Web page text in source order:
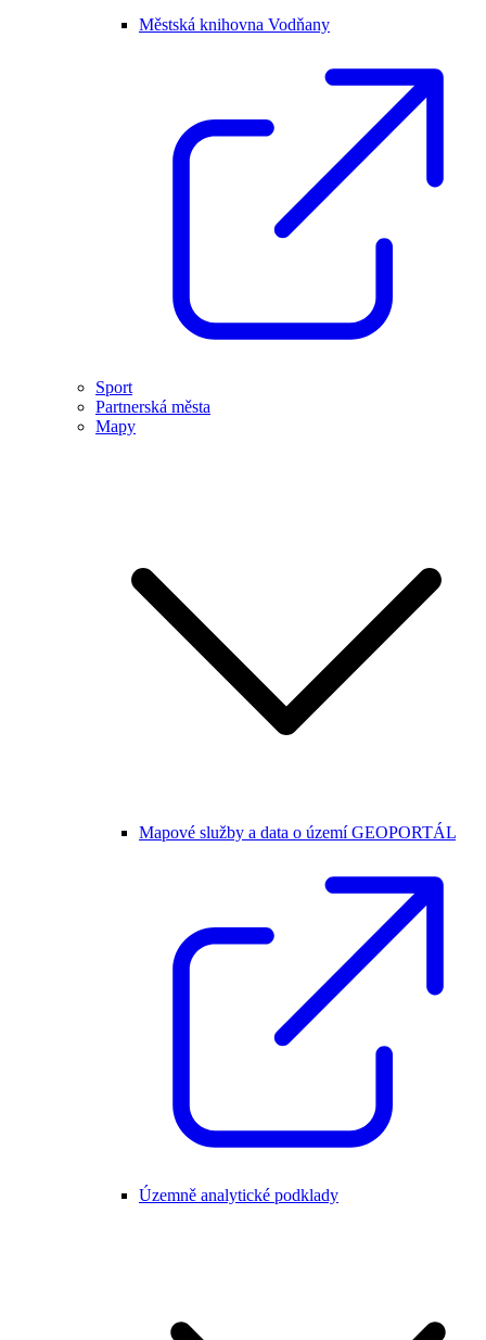
Městská knihovna Vodňany
Sport
Partnerská města
Mapy
Mapové služby a data o území GEOPORTÁL
Územně analytické podklady